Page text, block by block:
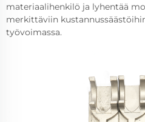
materiaalihenkilö ja lyhentää
merkittäviin
työvoimassa.